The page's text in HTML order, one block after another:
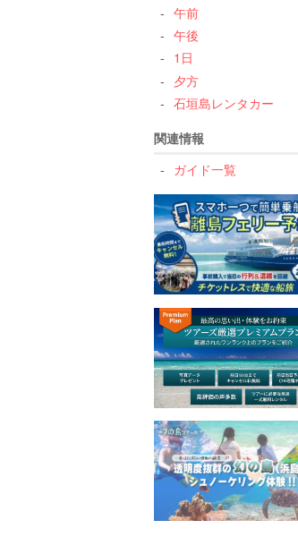
午前
午後
1日
夕方
石垣島レンタカー
関連情報
ガイド一覧